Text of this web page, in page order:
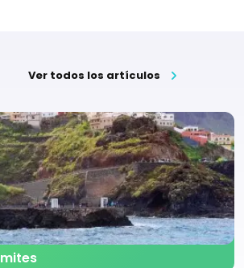
Ver todos los artículos